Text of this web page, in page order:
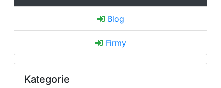
Blog
Firmy
Kategorie